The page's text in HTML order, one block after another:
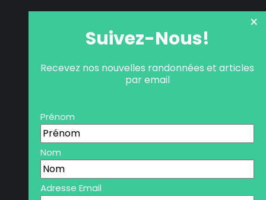
Suivez-Nous!
Recevez nos nouvelles randonnées et articles
par email
Prénom
Nom
Adresse Email
×